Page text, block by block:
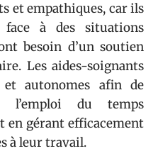
et empathiques, car ils
à des situations
besoin d’un soutien
Les aides-soignants
autonomes afin de
l’emploi du temps
en gérant efficacement
à leur travail.